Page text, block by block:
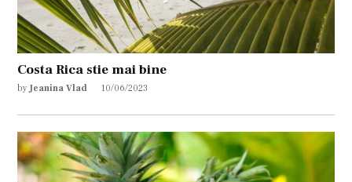
Costa Rica stie mai bine
by Jeanina Vlad 10/06/2023